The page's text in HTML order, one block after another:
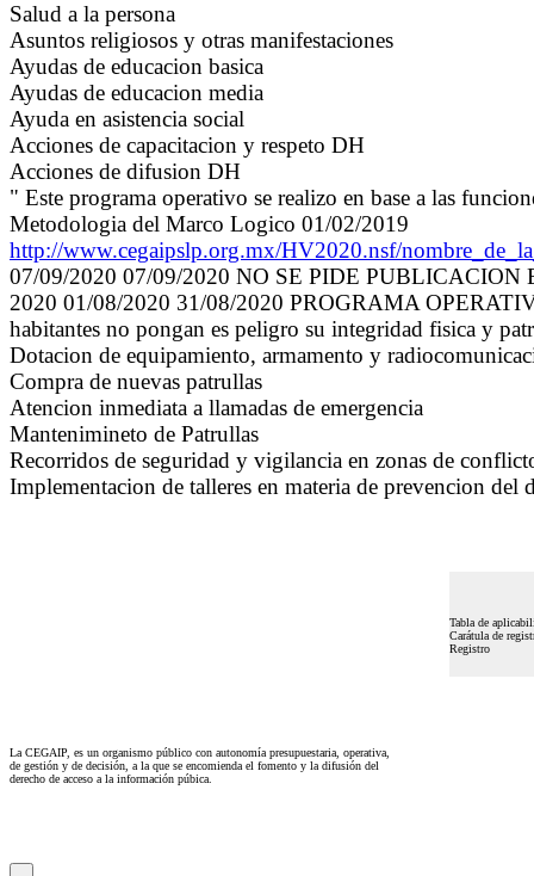
Salud a la persona
Asuntos religiosos y otras manifestaciones
Ayudas de educacion basica
Ayudas de educacion media
Ayuda en asistencia social
Acciones de capacitacion y respeto DH
Acciones de difusion DH
" Este programa operativo se realizo en base a las
Metodologia del Marco Logico 01/02/2019
http://www.cegaipslp.org.mx/HV2020.nsf/
07/09/2020 07/09/2020 NO SE PIDE
2020 01/08/2020 31/08/2020 PROGRAMA
habitantes no pongan es peligro su integridad fisica y
Dotacion de equipamiento, armamento y
Compra de nuevas patrullas
Atencion inmediata a llamadas de emergencia
Mantenimineto de Patrullas
Recorridos de seguridad y vigilancia en zonas de
Implementacion de talleres en materia de prevencion del
Tabla de
Carátula de
Registro
La CEGAIP, es un organismo público con autonomía presupuestaria, operativa,
de gestión y de decisión, a la que se encomienda el fomento y la difusión del
derecho de acceso a la información púbica.